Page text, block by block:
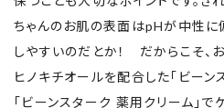
ちゃんのお肌の表面はpHが中性に
しやすいのだとか！ だからこそ、
ヒノキチオールを配合した「ビーン
「ビーンスターク 薬用クリーム」で